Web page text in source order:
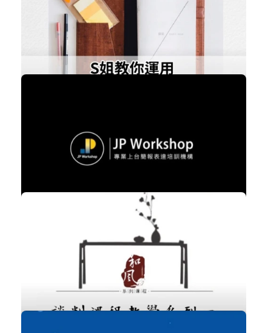
購買後有效期限：課程下架時
2285
購買後有效期限：課程下架時
2272
購買後有效期限：課程下架時